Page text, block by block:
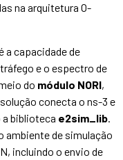
na arquitetura O-
a capacidade de
e o espectro de
do módulo NORI,
conecta o ns-3 e
a biblioteca e2sim_lib
ambiente de simulação
incluindo o envio de